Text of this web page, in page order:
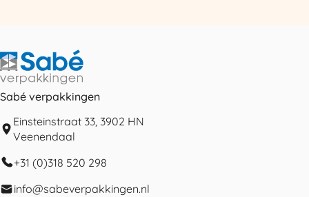
Sabé verpakkingen
Einsteinstraat 33, 3902 HN
Veenendaal
+31 (0)318 520 298
info@sabeverpakkingen.nl